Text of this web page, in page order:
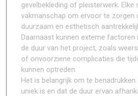
gevelbekleding of pleisterwerk. Elke
vakmanschap om ervoor te zorgen
duurzaam en esthetisch
Daarnaast kunnen externe factoren
de duur van het project, zoals
of onvoorziene complicaties die
kunnen optreden.
Het is belangrijk om te
uniek is en dat de duur ervan